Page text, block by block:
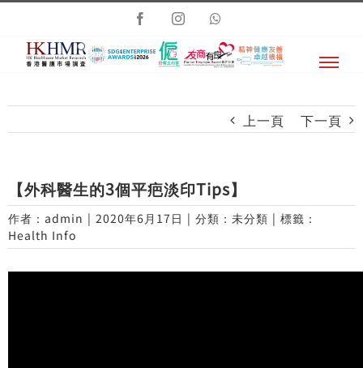
Skip
content
FacebookInstagram
上一頁 下一頁
【外科醫生的3個平疤淡印Tips】
作者： admin | 2020年6月17日 | 分類：未分類 | 標籤：
Health Info